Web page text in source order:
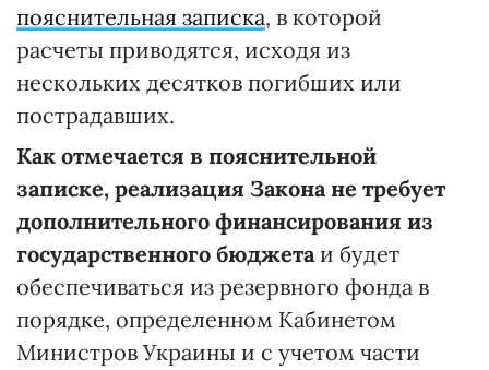
пояснительная записка, в которой
расчеты приводятся, исходя из
нескольких десятков погибших или
пострадавших.
Как отмечается в пояснительной
записке, реализация Закона не требует
дополнительного финансирования из
государственного бюджетаи будет
обеспечиваться из резервного фонда в
порядке, определенном Кабинетом
Министров Украины и с учетом части